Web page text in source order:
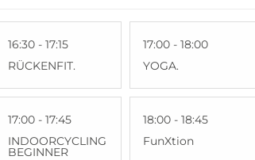
16:30 - 17:15
RÜCKENFIT.
17:00 - 17:45
INDOORCYCLING
BEGINNER
17:00 - 18:00
YOGA.
18:00 - 18:45
FunXtion